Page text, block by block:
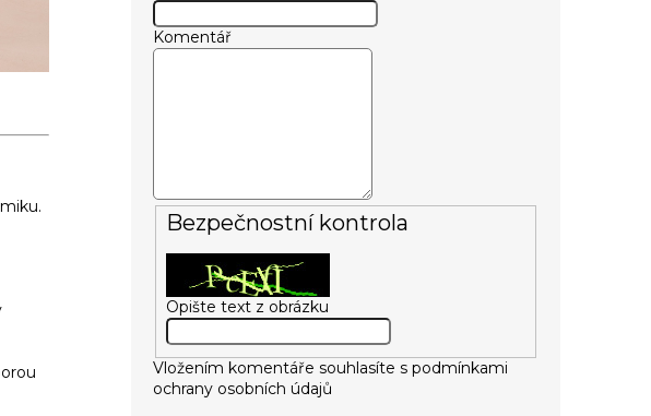
Komentář
Bezpečnostní kontrola
Opište text z obrázku
Vložením komentáře souhlasíte spodmínkami
ochrany osobních údajů